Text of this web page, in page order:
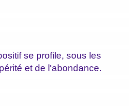
se profile, sous les
et de l'abondance.